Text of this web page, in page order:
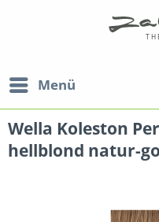
Menü
Wella Koleston
hellblond natur-